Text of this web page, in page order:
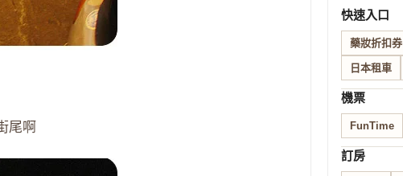
尾啊
快速入口
藥妝折扣券
日本租車
機票
FunTime
訂房